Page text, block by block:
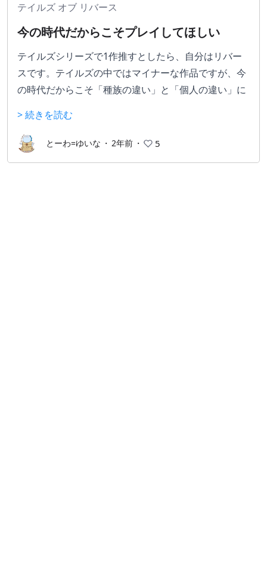
テイルズ オブ リバース
今の時代だからこそプレイしてほしい
テイルズシリーズで1作推すとしたら、自分はリバー
スです。テイルズの中ではマイナーな作品ですが、今
の時代だからこそ「種族の違い」と「個人の違い」に
ほしい名作だと思います。
公式のTales of YouTube Channelの感動名シーンラン
キングでも、多くのテイルズシリーズの中で見事アン
> 続きを読む
とーわ=ゆいな ・ 2年前 ・ 5